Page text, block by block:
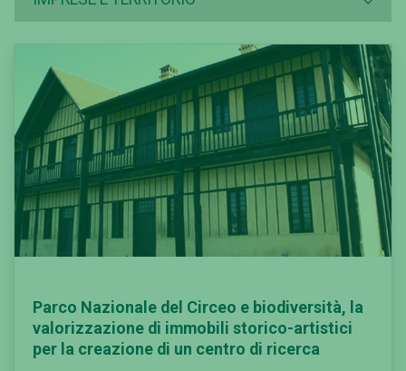
Parco Nazionale del Circeo e biodiversità, la
valorizzazione di immobili storico-artistici
per la creazione di un centro di ricerca